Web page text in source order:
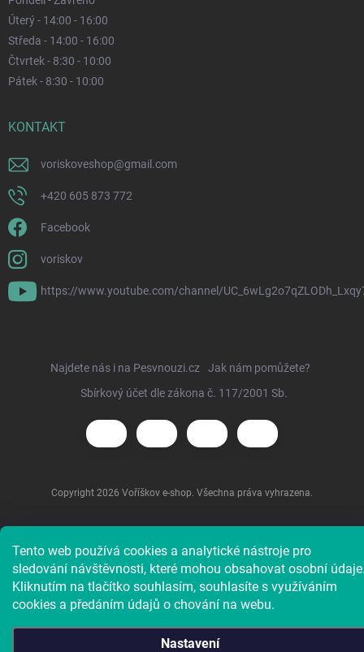
Tento web používá cookies a analytické nástroje pro
sledování návštěvnosti, které mohou obsahovat osobní
Kliknutím na tlačítko souhlasím, souhlasíte s využíváním
cookies a předáním údajů o chování na webu.
Nastavení
Úterý - 14:00 - 16:00
Středa - 14:00 - 16:00
Čtvrtek - 8:30 - 10:00
Pátek - 8:30 - 10:00
KONTAKT
voriskoveshop@gmail.com
+420 605 873 772
Facebook
voriskov
https://www.youtube.com/channel/
Najdete nás i na Pesvnouzi.cz
Jak nám pomůžete?
Sbírkový účet dle zákona č. 117/2001 Sb.
Copyright 2026 Voříškov e-shop. Všechna práva vyhrazena.